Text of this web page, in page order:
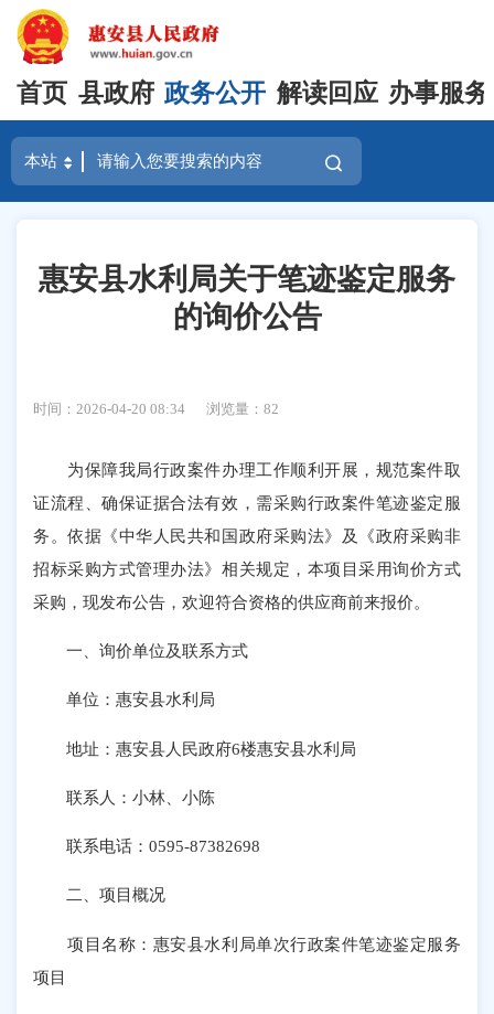
首页 县政府 政务公开 解读回应 办事服务
惠安县水利局关于笔迹鉴定服务
的询价公告
时间：2026-04-20 08:34 浏览量：82
为保障我局行政案件办理工作顺利开展，规范案件取
证流程、确保证据合法有效，需采购行政案件笔迹鉴定服
务。依据《中华人民共和国政府采购法》及《政府采购非
招标采购方式管理办法》相关规定，本项目采用询价方式
采购，现发布公告，欢迎符合资格的供应商前来报价。
一、询价单位及联系方式
单位：惠安县水利局
地址：惠安县人民政府6楼惠安县水利局
联系人：小林、小陈
联系电话：0595-87382698
二、项目概况
项目名称：惠安县水利局单次行政案件笔迹鉴定服务
项目